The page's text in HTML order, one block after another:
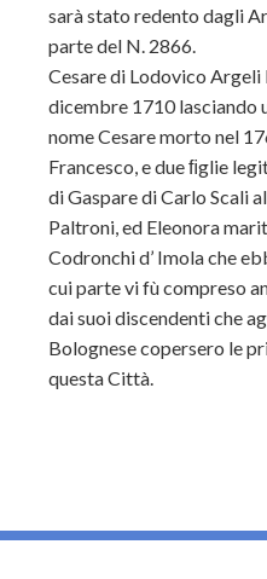
sarà stato redento dagli
parte del N. 2866.
Cesare di Lodovico Argeli
dicembre 1710 lasciando
nome Cesare morto nel
Francesco, e due ﬁglie
di Gaspare di Carlo Scali
Paltroni, ed Eleonora
Codronchi d’ Imola che
cui parte vi fù compreso
dai suoi discendenti che
Bolognese copersero le
questa Città.